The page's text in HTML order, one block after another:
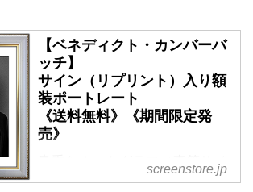
【ベネディクト・カンバーバ
ッチ】
サイン（リプリント）入り額
装ポートレート
《送料無料》《期間限定発
売》
貴重なオートグラフ（直筆サイ
ン）やオリジナルグッズ、
screenstore.jp